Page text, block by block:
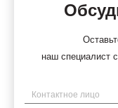
наш специалист
Имя